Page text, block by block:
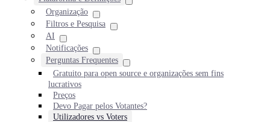
Organização
Filtros e Pesquisa
AI
Notificações
Perguntas Frequentes
Gratuito para open source e organizações sem fins
lucrativos
Preços
Devo Pagar pelos Votantes?
Utilizadores vs Voters